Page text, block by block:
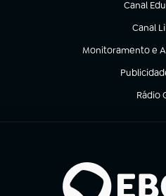
Canal
(abre em
Canal
(abre
Monitoramento e
(abre em nova aba)
(abre em
Rádio
(abre